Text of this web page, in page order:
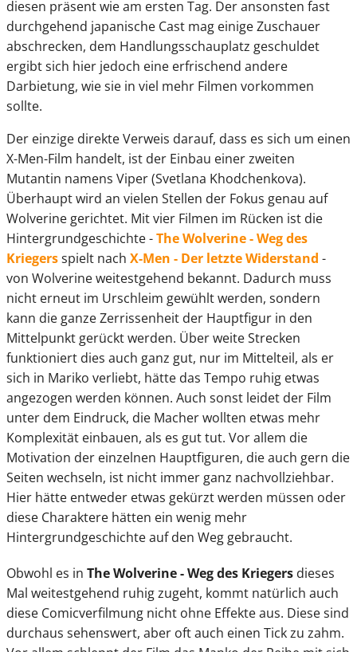
diesen präsent wie am ersten Tag. Der ansonsten fast
durchgehend japanische Cast mag einige Zuschauer
abschrecken, dem Handlungsschauplatz geschuldet
ergibt sich hier jedoch eine erfrischend andere
Darbietung, wie sie in viel mehr Filmen vorkommen
sollte.
Der einzige direkte Verweis darauf, dass es sich um einen
X-Men-Film handelt, ist der Einbau einer zweiten
Mutantin namens Viper (Svetlana Khodchenkova).
Überhaupt wird an vielen Stellen der Fokus genau auf
Wolverine gerichtet. Mit vier Filmen im Rücken ist die
Hintergrundgeschichte -The Wolverine - Weg des
Kriegersspielt nach X-Men - Der letzte Widerstand -
von Wolverine weitestgehend bekannt. Dadurch muss
nicht erneut im Urschleim gewühlt werden, sondern
kann die ganze Zerrissenheit der Hauptfigur in den
Mittelpunkt gerückt werden. Über weite Strecken
funktioniert dies auch ganz gut, nur im Mittelteil, als er
sich in Mariko verliebt, hätte das Tempo ruhig etwas
angezogen werden können. Auch sonst leidet der Film
unter dem Eindruck, die Macher wollten etwas mehr
Komplexität einbauen, als es gut tut. Vor allem die
Motivation der einzelnen Hauptfiguren, die auch gern die
Seiten wechseln, ist nicht immer ganz nachvollziehbar.
Hier hätte entweder etwas gekürzt werden müssen oder
diese Charaktere hätten ein wenig mehr
Hintergrundgeschichte auf den Weg gebraucht.
Obwohl es in The Wolverine - Weg des Kriegers dieses
Mal weitestgehend ruhig zugeht, kommt natürlich auch
diese Comicverfilmung nicht ohne Effekte aus. Diese sind
durchaus sehenswert, aber oft auch einen Tick zu zahm.